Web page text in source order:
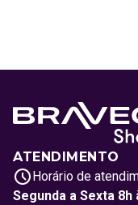
ATENDIMENTO
Horário de
Segunda a Sexta 8h